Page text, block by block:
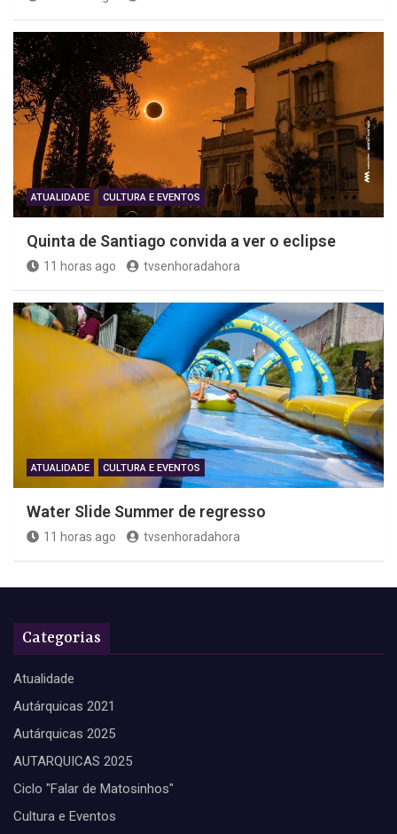
ATUALIDADE CULTURA E EVENTOS
Quinta de Santiago convida a ver o eclipse
11 horas ago tvsenhoradahora
ATUALIDADE CULTURA E EVENTOS
Water Slide Summer de regresso
11 horas ago tvsenhoradahora
Categorias
Atualidade
Autárquicas 2021
Autárquicas 2025
AUTARQUICAS 2025
Ciclo "Falar de Matosinhos"
Cultura e Eventos